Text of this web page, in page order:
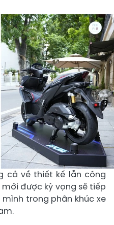
cả về thiết kế lẫn công
mới được kỳ vọng sẽ tiếp
trong phân khúc xe